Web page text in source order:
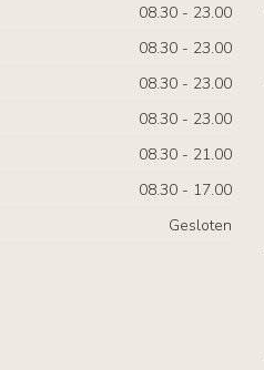
08.30 - 23.00
08.30 - 23.00
08.30 - 23.00
08.30 - 23.00
08.30 - 21.00
08.30 - 17.00
Gesloten